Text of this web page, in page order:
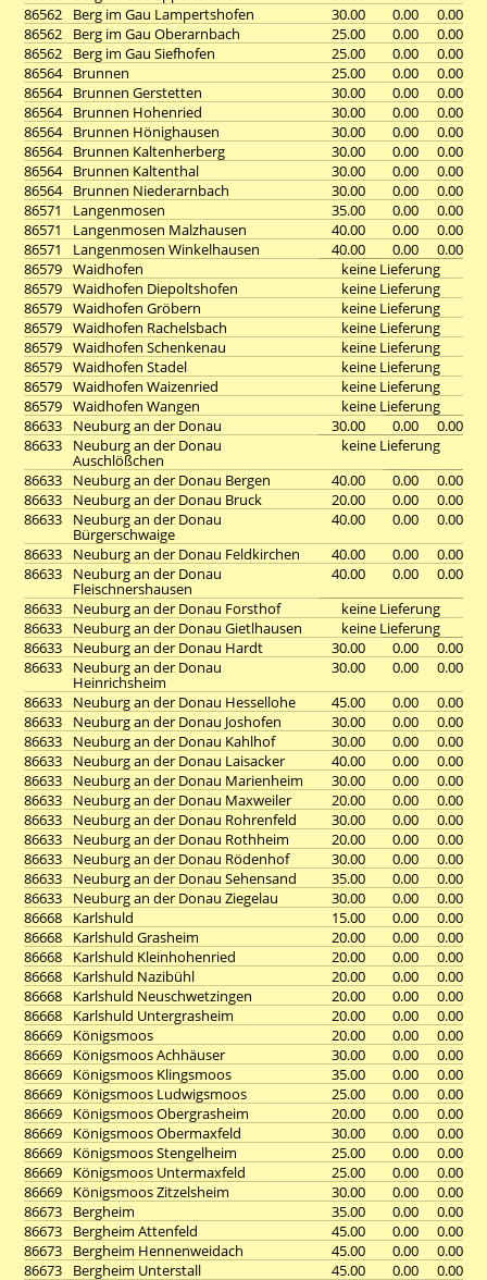
86562
Berg im Gau Lampertshofen 30.00 0.00
0.00
86562
Berg im Gau Oberarnbach 25.00 0.00
0.00
86562
Berg im Gau Siefhofen 25.00 0.00
0.00
86564
Brunnen 25.00 0.00
0.00
86564
Brunnen Gerstetten 30.00 0.00
0.00
86564
Brunnen Hohenried 30.00 0.00
0.00
86564
Brunnen Hönighausen 30.00 0.00
0.00
86564
Brunnen Kaltenherberg 30.00 0.00
0.00
86564
Brunnen Kaltenthal 30.00 0.00
0.00
86564
Brunnen Niederarnbach 30.00 0.00
0.00
86571
Langenmosen 35.00 0.00
0.00
86571
Langenmosen Malzhausen 40.00 0.00
0.00
86571
Langenmosen Winkelhausen 40.00 0.00
0.00
86579 Waidhofen
keine Lieferung
86579 Waidhofen Diepoltshofen
keine Lieferung
86579 Waidhofen Gröbern
keine Lieferung
86579 Waidhofen Rachelsbach
keine Lieferung
86579 Waidhofen Schenkenau
keine Lieferung
86579 Waidhofen Stadel
keine Lieferung
86579 Waidhofen Waizenried
keine Lieferung
86579 Waidhofen Wangen
keine Lieferung
86633
Neuburg an der Donau 30.00 0.00
0.00
86633
Neuburg an der Donau
Auschlößchen
keine Lieferung
86633
Neuburg an der Donau Bergen 40.00 0.00
0.00
86633
Neuburg an der Donau Bruck 20.00 0.00
0.00
86633
Neuburg an der Donau
Bürgerschwaige
40.00 0.00
0.00
86633
Neuburg an der Donau Feldkirchen 40.00 0.00
0.00
86633
Neuburg an der Donau
Fleischnershausen
40.00 0.00
0.00
86633
Neuburg an der Donau Forsthof
keine Lieferung
86633
Neuburg an der Donau Gietlhausen
keine Lieferung
86633
Neuburg an der Donau Hardt 30.00 0.00
0.00
86633
Neuburg an der Donau
Heinrichsheim
30.00 0.00
0.00
86633
Neuburg an der Donau Hessellohe 45.00 0.00
0.00
86633
Neuburg an der Donau Joshofen 30.00 0.00
0.00
86633
Neuburg an der Donau Kahlhof 30.00 0.00
0.00
86633
Neuburg an der Donau Laisacker 40.00 0.00
0.00
86633
Neuburg an der Donau Marienheim 30.00 0.00
0.00
86633
Neuburg an der Donau Maxweiler 20.00 0.00
0.00
86633
Neuburg an der Donau Rohrenfeld 30.00 0.00
0.00
86633
Neuburg an der Donau Rothheim 20.00 0.00
0.00
86633
Neuburg an der Donau Rödenhof 30.00 0.00
0.00
86633
Neuburg an der Donau Sehensand 35.00 0.00
0.00
86633
Neuburg an der Donau Ziegelau 30.00 0.00
0.00
86668
Karlshuld 15.00 0.00
0.00
86668
Karlshuld Grasheim 20.00 0.00
0.00
86668
Karlshuld Kleinhohenried 20.00 0.00
0.00
86668
Karlshuld Nazibühl 20.00 0.00
0.00
86668
Karlshuld Neuschwetzingen 20.00 0.00
0.00
86668
Karlshuld Untergrasheim 20.00 0.00
0.00
86669
Königsmoos 20.00 0.00
0.00
86669
Königsmoos Achhäuser 30.00 0.00
0.00
86669
Königsmoos Klingsmoos 35.00 0.00
0.00
86669
Königsmoos Ludwigsmoos 25.00 0.00
0.00
86669
Königsmoos Obergrasheim 20.00 0.00
0.00
86669
Königsmoos Obermaxfeld 30.00 0.00
0.00
86669
Königsmoos Stengelheim 25.00 0.00
0.00
86669
Königsmoos Untermaxfeld 25.00 0.00
0.00
86669
Königsmoos Zitzelsheim 30.00 0.00
0.00
86673
Bergheim 35.00 0.00
0.00
86673
Bergheim Attenfeld 45.00 0.00
0.00
86673
Bergheim Hennenweidach 45.00 0.00
0.00
86673
Bergheim Unterstall 45.00 0.00 0.00